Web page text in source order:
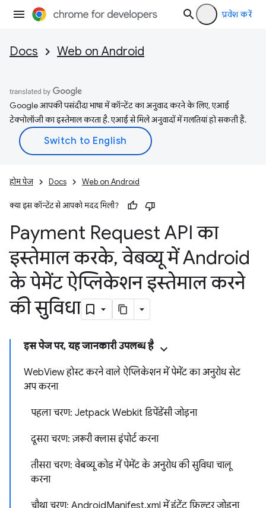
प्रवेश करें
Docs Web on Android
Google आपकी पसंदीदा भाषा में कॉन्टेंट का अनुवाद करने के लिए, एआई
टेक्नोलॉजी का इस्तेमाल करता है. एआई से मिले अनुवादों में गलतियां हो सकती हैं.
होम पेज Docs Web on Android
क्या इस कॉन्टेंट से आपको मदद मिली?
Payment Request API का
इस्तेमाल करके, वेबव्यू में Android
के पेमेंट ऐप्लिकेशन इस्तेमाल करने
की सुविधा
इस पेज पर, यह जानकारी उपलब्ध है
WebView होस्ट करने वाले ऐप्लिकेशन में पेमेंट का अनुरोध सेट
अप करना
पहला चरण: Jetpack Webkit डिपेंडेंसी जोड़ना
दूसरा चरण: ज़रूरी क्लास इंपोर्ट करना
तीसरा चरण: वेबव्यू कोड में पेमेंट के अनुरोध की सुविधा चालू
करना
चौथा चरण: AndroidManifest.xml में इंटेंट फ़िल्टर जोड़ना